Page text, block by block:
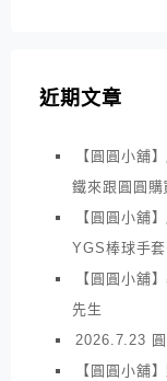
近期文章
【圓圓小舖
鐵來跟圓圓
【圓圓小舖
YGS棒球手套
【圓圓小舖
先生
2026.7.23
【圓圓小舖